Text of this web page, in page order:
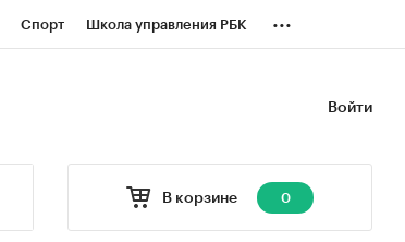
Спорт Школа управления РБК ...
Войти
В корзине 0